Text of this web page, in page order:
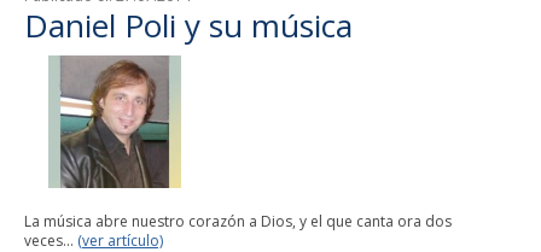
Daniel Poli y su música
La música abre nuestro corazón a Dios, y el que canta ora dos
veces... (ver artículo)